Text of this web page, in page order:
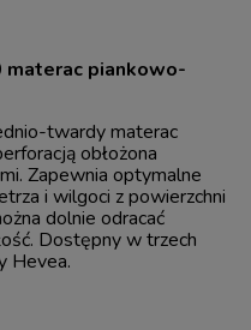
materac piankowo-
twardy materac
obłożona
Zapewnia optymalne
i wilgoci z powierzchni
dolnie odracać
Dostępny w trzech
Hevea.